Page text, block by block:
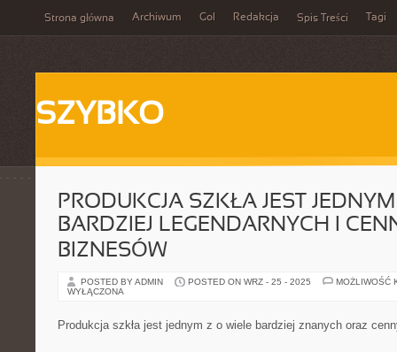
Strona główna Archiwum Gol Redakcja Spis Treści Tagi
SZYBKO
PRODUKCJA SZKŁA JEST
BARDZIEJ LEGENDARNYCH I
BIZNESÓW
POSTED BY ADMIN POSTED ON WRZ - 25 - 2025
MOŻLIWOŚĆ
WYŁĄCZONA
Produkcja szkła jest jednym z o wiele bardziej znanych oraz